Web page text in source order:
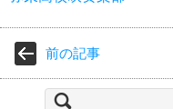
前の記事
検
索: